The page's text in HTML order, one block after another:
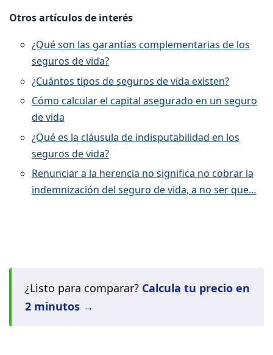
Otros artículos de interés
¿Qué son las garantías complementarias de los
seguros de vida?
¿Cuántos tipos de seguros de vida existen?
Cómo calcular el capital asegurado en un seguro
de vida
¿Qué es la cláusula de indisputabilidad en los
seguros de vida?
Renunciar a la herencia no significa no cobrar la
indemnización del seguro de vida, a no ser que…
¿Listo para comparar? Calcula tu precio en
2 minutos →